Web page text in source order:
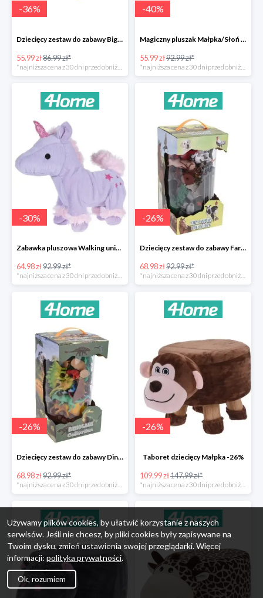
-36%
Dziecięcy zestaw do zabawy Big garage -36%
55.99 zł86.99 zł*
*najniższa cena z 30 dni przed obniżką
-40%
Magiczny pluszak Małpka/Słoń -40%
55.99 zł92.99 zł*
*najniższa cena z 30 dni przed obniżką
-30%
Zabawka pluszowa Walking unicorn -30%
64.98 zł92.99 zł*
*najniższa cena z 30 dni przed obniżką
-26%
Dziecięcy zestaw do zabawy Farm animals Collection -26%
68.98 zł92.99 zł*
*najniższa cena z 30 dni przed obniżką
-26%
Dziecięcy zestaw do zabawy Dinosaur Collection -26%
68.98 zł92.99 zł*
-26%
Taboret dziecięcy Małpka -26%
109.99 zł147.99 zł*
Używamy plików cookies, by ułatwić korzystanie z naszych
serwisów. Jeśli nie chcesz, by pliki cookies były zapisywane na
Twoim dysku, zmień ustawienia swojej przeglądarki. Więcej
informacji: polityka prywatności.
Ok, rozumiem